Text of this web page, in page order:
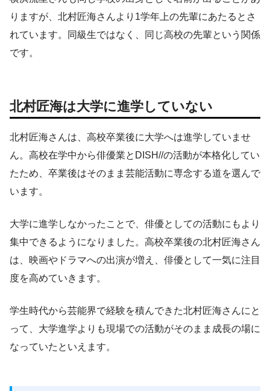
りますが、北村匠海さんより1学年上の先輩にあたるとさ
れています。同級生ではなく、同じ高校の先輩という関係
です。
北村匠海は大学に進学していない
北村匠海さんは、高校卒業後に大学へは進学していませ
ん。高校在学中から俳優業とDISH//の活動が本格化してい
たため、卒業後はそのまま芸能活動に専念する道を選んで
います。
大学に進学しなかったことで、俳優としての活動にもより
集中できるようになりました。高校卒業後の北村匠海さん
は、映画やドラマへの出演が増え、俳優として一気に注目
度を高めていきます。
学生時代から芸能界で経験を積んできた北村匠海さんにと
って、大学進学よりも現場での活動がそのまま成長の場に
なっていたといえます。